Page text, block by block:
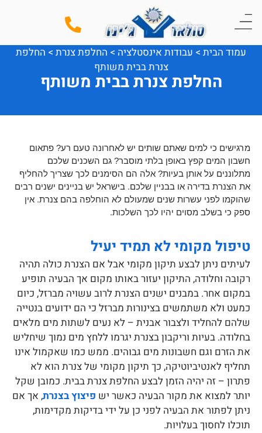
עמוד הבית > עבודות אינסטלציה > החלפת צנרת > החלפת
צנרת בבית משותף
החלפת צנרת בבית משותף
מרגישים כי למים שאתם שותים יש לאחרונה טעם רע? פתאום
חשבון המים קפץ באופן בלתי מוסבר? גם השכנים שלכם
מתלוננים על אותן בעיות? אלה הם הסימנים לכך שצריך להחליף
את הצנרת בדירה או בבניין שלכם. בישראל יש בניינים ישנים רבים
שהוקמו לפני עשרות שנים שמעולם לא הוחלפה בהם צנרת. אין
ספק כי בשלב מסוים יהיו לכך השלכות.
טיפול מקומי לא תמיד יעיל
לעיתים ניתן לבצע תיקון מקומי אבל אם הצנרת כולה תהיה
רקובה וחלודה, התיקון יעזור באותו מקום אך הבעיה תופיע
במקום אחר. במבנים ישנים הצנרת לרוב עשויה מברזל, כיום
כמעט ולא משתמשים בצינורות מברזל כי הם ידועים בנטייה
שלהם להחליד ולצבור אבנית – לא נעים לשתות מים מלאים
בחלודה. בעיות וריקבון בצנרת יגרמו ללחץ מים נמוך שיחליש
את הזרם וגם חשבונות מים גבוהים. ממש כמו שאקמול אינו
תחליף לאנטיביוטיקה, כך תיקון מקומי של צנרת הוא לא
פתרון – זה יהיה הזמן לבצע החלפת צנרת בבית. כמובן שקל
יותר למצוא את מקור הבעיה כאשר יש פיצוץ בצנרת, אך אם
ניתן לפתור את הבעיה לפני כן על ידי בדיקות מקדימות,
תוכלו לחסוך בעלויות.